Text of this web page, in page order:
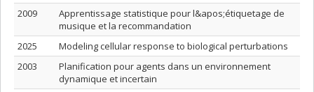
2009
Apprentissage statistique pour l&apos;étiquetage de
musique et la recommandation
2025
Modeling cellular response to biological perturbations
2003
Planification pour agents dans un environnement
dynamique et incertain